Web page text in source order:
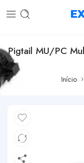
Pigtail MU/PC
Início